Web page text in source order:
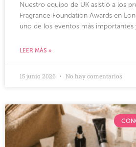
Nuestro equipo de UK asistió a los
Fragrance Foundation Awards en
uno de los eventos más importantes
LEER MÁS »
15 junio 2026 No hay comentarios